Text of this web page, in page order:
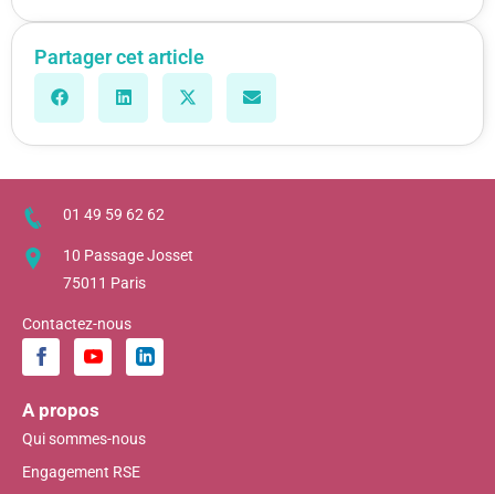
Partager cet article
01 49 59 62 62
10 Passage Josset
75011 Paris
Contactez-nous
A propos
Qui sommes-nous
Engagement RSE